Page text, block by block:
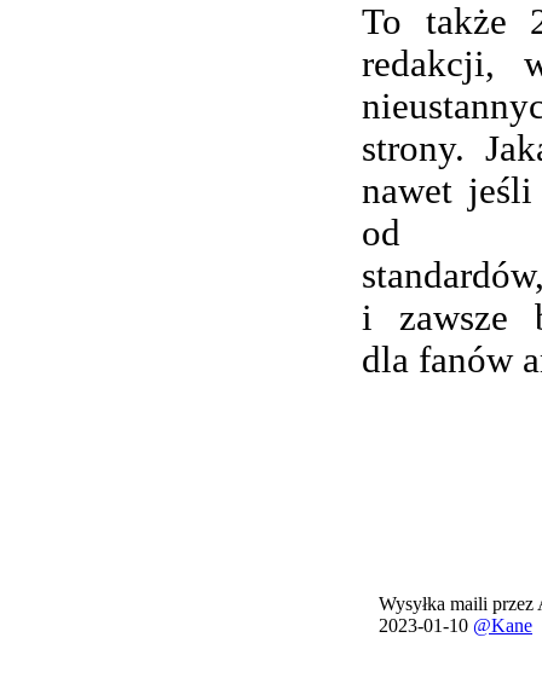
To także
redakcji,
strony.
nawet
od
i zawsze
dla fanów
Wysyłka maili
2023-01-10 @Kane